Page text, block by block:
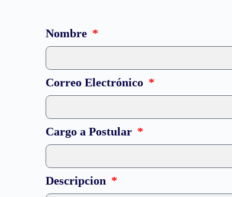
Nombre
Correo Electrónico
Cargo a Postular
Descripcion